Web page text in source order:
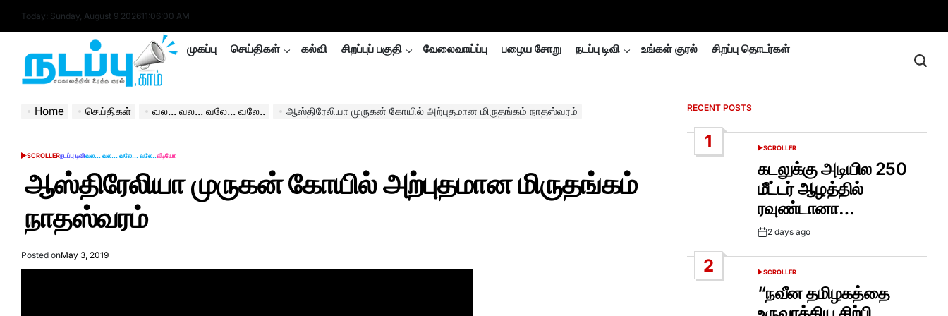
Today: Sunday, August 9 202611:06:01 AM
nadappu.com
முகப்பு செய்திகள் கல்வி சிறப்புப் பகுதி வேலைவாய்ப்பு பழைய சோறு நடப்பு டிவி உங்கள் குரல் சிறப்பு தொடர்கள்
Home செய்திகள் வல... வல... வலே... வலே.. ஆஸ்திரேலியா முருகன் கோயில் அற்புதமான மிருதங்கம் நாதஸ்வரம்
POSTED
SCROLLERநடப்பு டிவிவல... வல... வலே... வலே..வீடியோ
ஆஸ்திரேலியா முருகன் கோயில் அற்புதமான மிருதங்கம்
நாதஸ்வரம்
Posted onMay 3, 2019
RECENT POSTS
1
POSTED
SCROLLER
கடலுக்கு அடியில 250
மீட்டர் ஆழத்தில்
ரவுண்டானா…
Post2 days ago
2
POSTED
SCROLLER
“நவீன தமிழகத்தை